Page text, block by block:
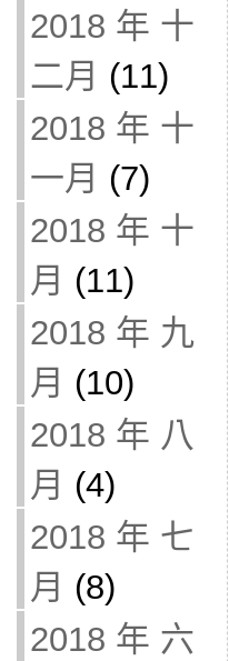
2018 年 十
二月 (11)
2018 年 十
一月 (7)
2018 年 十
月 (11)
2018 年 九
月 (10)
2018 年 八
月 (4)
2018 年 七
月 (8)
2018 年 六